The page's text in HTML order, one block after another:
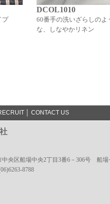
プ
DCOL1010
60番手の洗いざらしのよ
な、しなやかリネン
CONTACT US
中央区船場中央2丁目3番6－306号 船
8788